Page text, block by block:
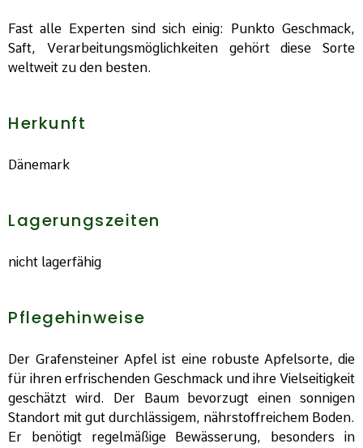
Fast alle Experten sind sich einig: Punkto Geschmack,
Saft, Verarbeitungsmöglichkeiten gehört diese Sorte
weltweit zu den besten.
Herkunft
Dänemark
Lagerungszeiten
nicht lagerfähig
Pflegehinweise
Der Grafensteiner Apfel ist eine robuste Apfelsorte, die
für ihren erfrischenden Geschmack und ihre Vielseitigkeit
geschätzt wird. Der Baum bevorzugt einen sonnigen
Standort mit gut durchlässigem, nährstoffreichem Boden.
Er benötigt regelmäßige Bewässerung, besonders in